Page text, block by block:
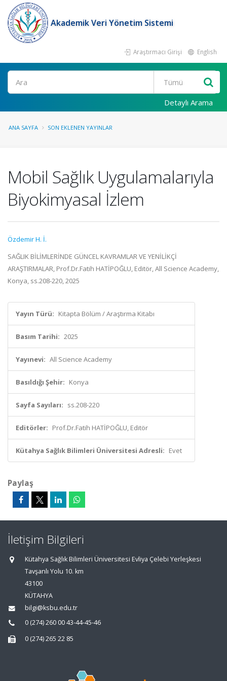
Akademik Veri Yönetim Sistemi
Araştırmacı Girişi English
Ara
Detaylı Arama
ANA SAYFA SON EKLENEN YAYINLAR
Mobil Sağlık Uygulamalarıyla
Biyokimyasal İzlem
Özdemir H. İ.
SAĞLIK BİLİMLERİNDE GÜNCEL KAVRAMLAR VE YENİLİKÇİ
ARAŞTIRMALAR, Prof.Dr.Fatih HATİPOĞLU, Editör, All Science Academy,
Konya, ss.208-220, 2025
Yayın Türü: Kitapta Bölüm / Araştırma Kitabı
Basım Tarihi: 2025
Yayınevi: All Science Academy
Basıldığı Şehir: Konya
Sayfa Sayıları: ss.208-220
Editörler: Prof.Dr.Fatih HATİPOĞLU, Editör
Kütahya Sağlık Bilimleri Üniversitesi Adresli: Evet
Paylaş
İletişim Bilgileri
Kütahya Sağlık Bilimleri Üniversitesi Evliya Çelebi Yerleşkesi
Tavşanlı Yolu 10. km
43100
KÜTAHYA
bilgi@ksbu.edu.tr
0 (274) 260 00 43-44-45-46
0 (274) 265 22 85